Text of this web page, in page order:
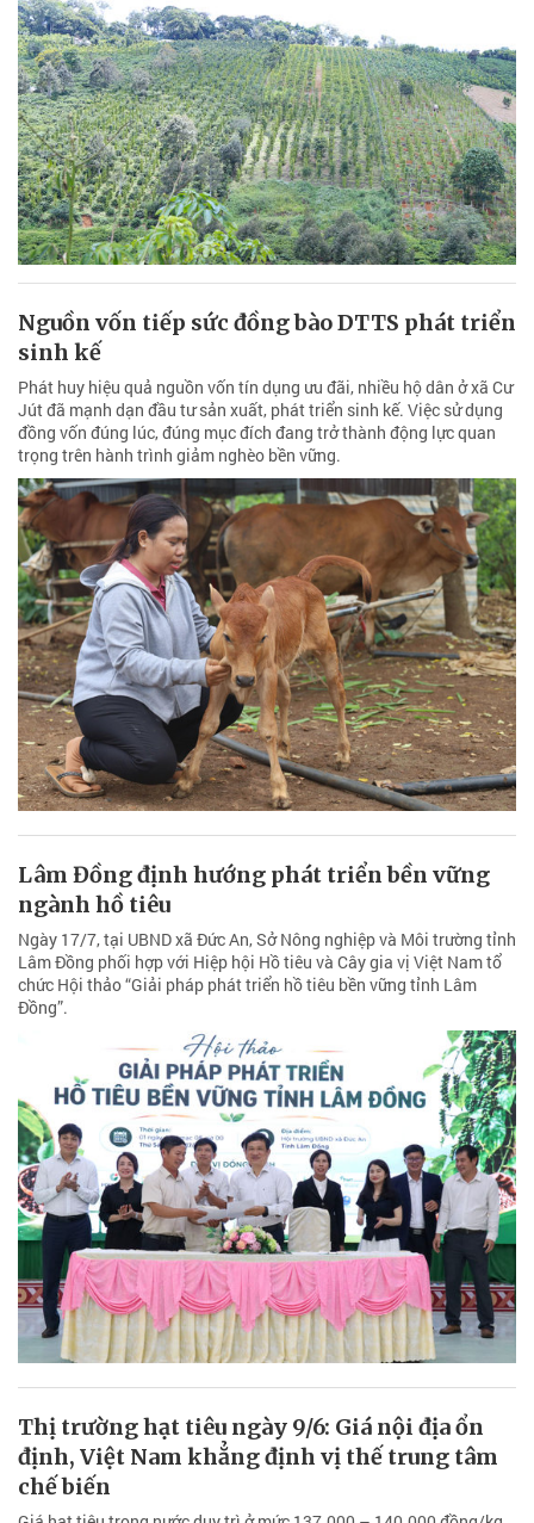
Nguồn vốn tiếp sức đồng bào DTTS phát triển
sinh kế
Phát huy hiệu quả nguồn vốn tín dụng ưu đãi, nhiều hộ dân ở xã Cư
Jút đã mạnh dạn đầu tư sản xuất, phát triển sinh kế. Việc sử dụng
đồng vốn đúng lúc, đúng mục đích đang trở thành động lực quan
trọng trên hành trình giảm nghèo bền vững.
Lâm Đồng định hướng phát triển bền vững
ngành hồ tiêu
Ngày 17/7, tại UBND xã Đức An, Sở Nông nghiệp và Môi trường tỉnh
Lâm Đồng phối hợp với Hiệp hội Hồ tiêu và Cây gia vị Việt Nam tổ
chức Hội thảo “Giải pháp phát triển hồ tiêu bền vững tỉnh Lâm
Đồng”.
Thị trường hạt tiêu ngày 9/6: Giá nội địa ổn
định, Việt Nam khẳng định vị thế trung tâm
chế biến